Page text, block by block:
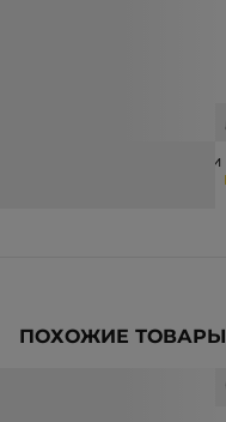
ТУФЛИ ИЗ НАТУРАЛЬНОЙ КОЖИ
ПОХОЖИЕ ТОВАРЫ